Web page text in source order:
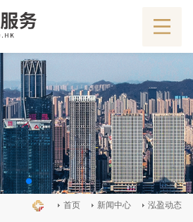
首页 新闻中心 泓盈动态